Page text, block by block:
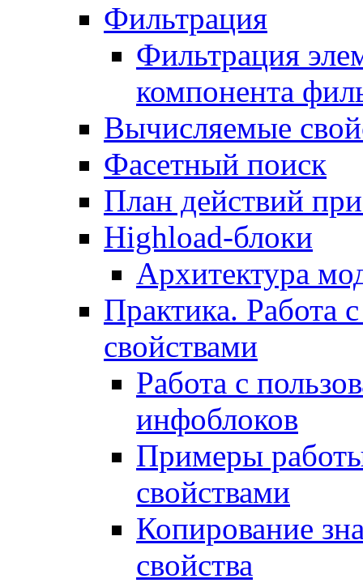
Фильтрация
Фильтрация
компонента
Вычисляемые
Фасетный поиск
План действий
Highload-блоки
Архитектура
Практика. Работа
свойствами
Работа с
инфоблоков
Примеры
свойствами
Копирование
свойства